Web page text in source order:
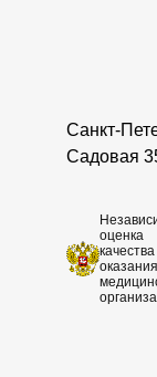
Санкт-
Садовая
оценка
качества